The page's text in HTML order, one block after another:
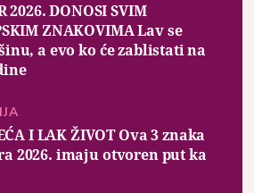
2026. DONOSI SVIM
ZNAKOVIMA Lav se
a evo ko će zablistati na
I LAK ŽIVOT Ova 3 znaka
2026. imaju otvoren put ka